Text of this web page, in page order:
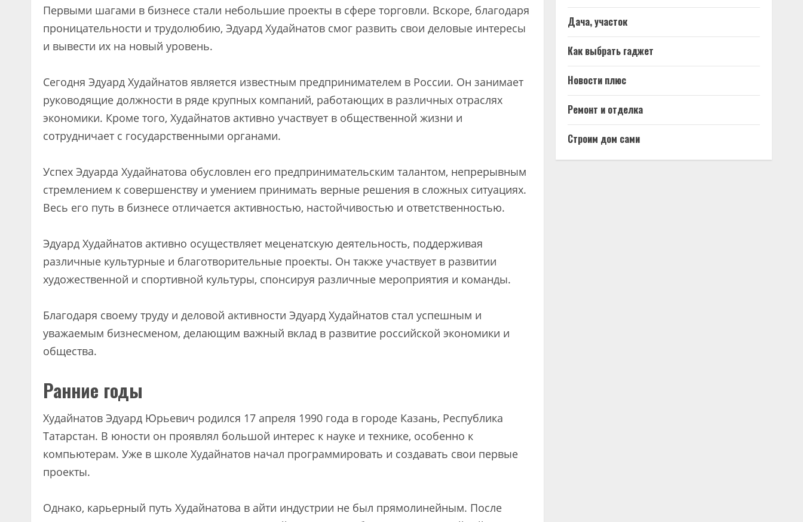
Первыми шагами в бизнесе стали небольшие проекты в сфере торговли. Вскоре, благодаря
проницательности и трудолюбию, Эдуард Худайнатов смог развить свои деловые интересы
и вывести их на новый уровень.
Сегодня Эдуард Худайнатов является известным предпринимателем в России. Он занимает
руководящие должности в ряде крупных компаний, работающих в различных отраслях
экономики. Кроме того, Худайнатов активно участвует в общественной жизни и
сотрудничает с государственными органами.
Успех Эдуарда Худайнатова обусловлен его предпринимательским талантом, непрерывным
стремлением к совершенству и умением принимать верные решения в сложных ситуациях.
Весь его путь в бизнесе отличается активностью, настойчивостью и ответственностью.
Эдуард Худайнатов активно осуществляет меценатскую деятельность, поддерживая
различные культурные и благотворительные проекты. Он также участвует в развитии
художественной и спортивной культуры, спонсируя различные мероприятия и команды.
Благодаря своему труду и деловой активности Эдуард Худайнатов стал успешным и
уважаемым бизнесменом, делающим важный вклад в развитие российской экономики и
общества.
Ранние годы
Худайнатов Эдуард Юрьевич родился 17 апреля 1990 года в городе Казань, Республика
Татарстан. В юности он проявлял большой интерес к науке и технике, особенно к
компьютерам. Уже в школе Худайнатов начал программировать и создавать свои первые
проекты.
Однако, карьерный путь Худайнатова в айти индустрии не был прямолинейным. После
Дача, участок
Как выбрать гаджет
Новости плюс
Ремонт и отделка
Строим дом сами